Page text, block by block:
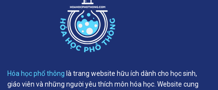
Hóa học phổ thông là trang website hữu ích dành cho học sinh,
giáo viên và những người yêu thích môn hóa học. Website cung